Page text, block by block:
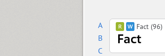
A
B
C
Fact (96)